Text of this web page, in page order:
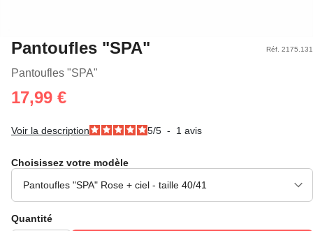
Pantoufles "SPA"
Pantoufles "SPA"
Réf. 2175.131
17,99 €
Voir la description 5/5 - 1 avis
Choisissez votre modèle
Quantité